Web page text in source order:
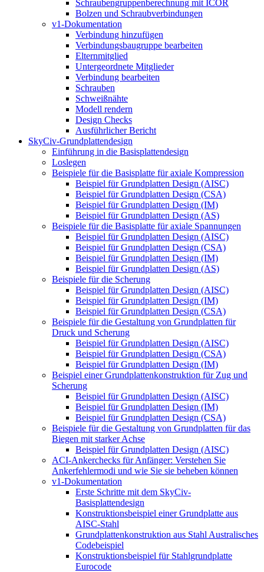
Schraubengruppenberechnung mit ICOR
Bolzen und Schraubverbindungen
v1-Dokumentation
Verbindung hinzufügen
Verbindungsbaugruppe bearbeiten
Elternmitglied
Untergeordnete Mitglieder
Verbindung bearbeiten
Schrauben
Schweißnähte
Modell rendern
Design Checks
Ausführlicher Bericht
SkyCiv-Grundplattendesign
Einführung in die Basisplattendesign
Loslegen
Beispiele für die Basisplatte für axiale Kompression
Beispiel für Grundplatten Design (AISC)
Beispiel für Grundplatten Design (CSA)
Beispiel für Grundplatten Design (IM)
Beispiel für Grundplatten Design (AS)
Beispiele für die Basisplatte für axiale Spannungen
Beispiel für Grundplatten Design (AISC)
Beispiel für Grundplatten Design (CSA)
Beispiel für Grundplatten Design (IM)
Beispiel für Grundplatten Design (AS)
Beispiele für die Scherung
Beispiel für Grundplatten Design (AISC)
Beispiel für Grundplatten Design (IM)
Beispiel für Grundplatten Design (CSA)
Beispiele für die Gestaltung von Grundplatten für
Druck und Scherung
Beispiel für Grundplatten Design (AISC)
Beispiel für Grundplatten Design (CSA)
Beispiel für Grundplatten Design (IM)
Beispiel einer Grundplattenkonstruktion für Zug und
Scherung
Beispiel für Grundplatten Design (AISC)
Beispiel für Grundplatten Design (IM)
Beispiel für Grundplatten Design (CSA)
Beispiele für die Gestaltung von Grundplatten für das
Biegen mit starker Achse
Beispiel für Grundplatten Design (AISC)
ACI-Ankerchecks für Anfänger: Verstehen Sie
Ankerfehlermodi und wie Sie sie beheben können
v1-Dokumentation
Erste Schritte mit dem SkyCiv-
Basisplattendesign
Konstruktionsbeispiel einer Grundplatte aus
AISC-Stahl
Grundplattenkonstruktion aus Stahl Australisches
Codebeispiel
Konstruktionsbeispiel für Stahlgrundplatte
Eurocode